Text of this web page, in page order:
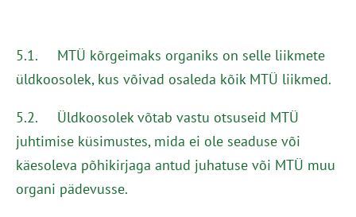
5.1. MTÜ kõrgeimaks organiks on selle liikmete
üldkoosolek, kus võivad osaleda kõik MTÜ liikmed.
5.2. Üldkoosolek võtab vastu otsuseid MTÜ
juhtimise küsimustes, mida ei ole seaduse või
käesoleva põhikirjaga antud juhatuse või MTÜ muu
organi pädevusse.